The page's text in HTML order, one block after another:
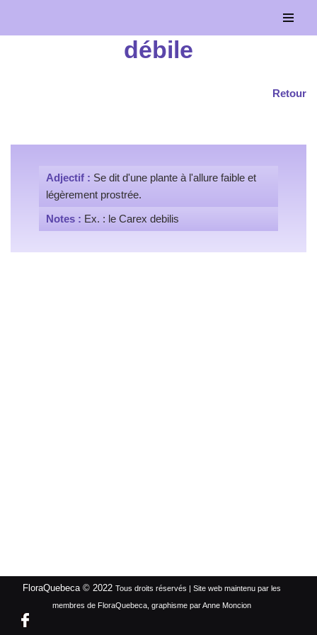
Aller
débile
Retour
Adjectif : Se dit d'une plante à l'allure faible et
légèrement prostrée.
Notes : Ex. : le Carex debilis
FloraQuebeca © 2022 Tous droits réservés | Site web maintenu par les
membres de FloraQuebeca, graphisme par Anne Moncion